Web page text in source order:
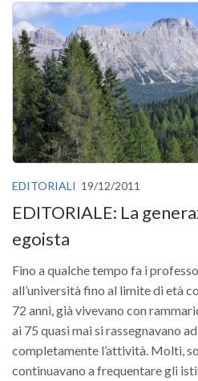
SISEF Notebook (Rassegna
SISEF Eventi
SISEF@Facebook
@SISEF Tweets
@ForestTweeting
SISEF Publishing
Redazione SISEF.ORG
Credits
EDITORIALI 19/12/2011
EDITORIALE: La
egoista
Fino a qualche tempo fa i
all’università fino al limite di età
72 anni, già vivevano con
ai 75 quasi mai si rassegnavano
completamente l’attività. Molti,
continuavano a frequentare gli